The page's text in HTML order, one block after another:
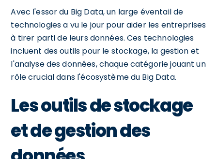
Avec l'essor du Big Data, un large éventail de
technologies a vu le jour pour aider les entreprises
à tirer parti de leurs données. Ces technologies
incluent des outils pour le stockage, la gestion et
l'analyse des données, chaque catégorie jouant un
rôle crucial dans l'écosystème du Big Data.
Les outils de stockage
et de gestion des